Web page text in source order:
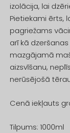
izolācija, lai
Pietiekami ērts,
pagriežams
arī kā
mazgājamā
aizsvīšanu,
nerūsējošā
Cenā iekļauts
Tilpums: 1000ml